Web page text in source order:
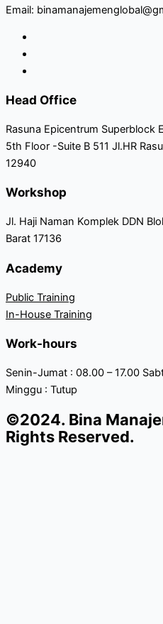
Email:
Head Office
Rasuna Epicentrum Superblock
5th Floor -Suite B 511 Jl.HR
12940
Workshop
Jl. Haji Naman Komplek DDN
Barat 17136
Academy
Public Training
In-House Training
Work-hours
Senin-Jumat : 08.00 – 17.00
Minggu : Tutup
©2024. Bina
Rights Reserved.